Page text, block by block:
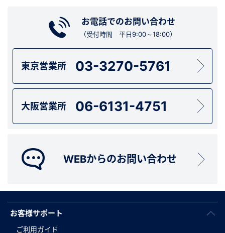
お電話でのお問い合わせ
（受付時間 平日9:00～18:00）
東京営業所 03-3270-5761
大阪営業所 06-6131-4751
WEBからのお問い合わせ
お客様サポート
ご利用ガイド